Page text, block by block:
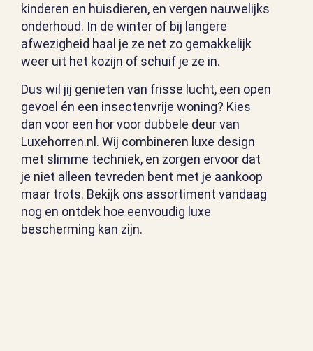
kinderen en huisdieren, en vergen nauwelijks
onderhoud. In de winter of bij langere
afwezigheid haal je ze net zo gemakkelijk
weer uit het kozijn of schuif je ze in.
Dus wil jij genieten van frisse lucht, een open
gevoel én een insectenvrije woning? Kies
dan voor een hor voor dubbele deur van
Luxehorren.nl. Wij combineren luxe design
met slimme techniek, en zorgen ervoor dat
je niet alleen tevreden bent met je aankoop
maar trots. Bekijk ons assortiment vandaag
nog en ontdek hoe eenvoudig luxe
bescherming kan zijn.